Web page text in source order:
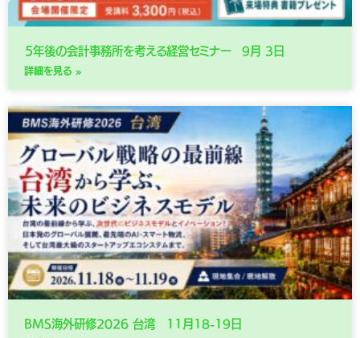
５年後の会計事務所を考える経営セミナー 9月 3日
詳細を見る »
BMS海外研修2026 台湾 11月18-19日